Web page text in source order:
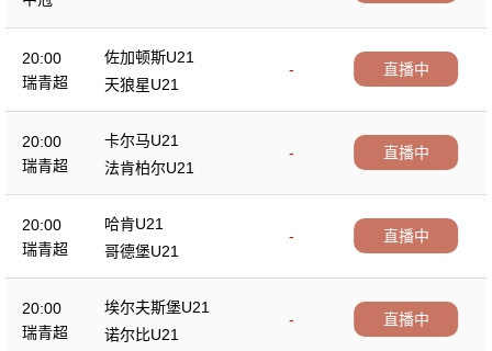
20:00
瑞青超
佐加顿斯U21
-
天狼星U21
直播中
20:00
瑞青超
卡尔马U21
-
法肯柏尔U21
直播中
20:00
瑞青超
哈肯U21
-
哥德堡U21
直播中
20:00
瑞青超
埃尔夫斯堡U21
-
诺尔比U21
直播中